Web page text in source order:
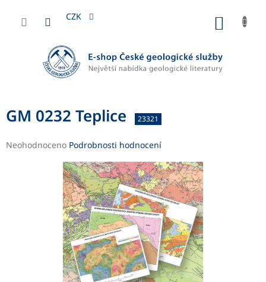
obsah
CZK
GM 0232 Teplice 23321
Průměrné
Neohodnoceno Podrobnosti hodnocení